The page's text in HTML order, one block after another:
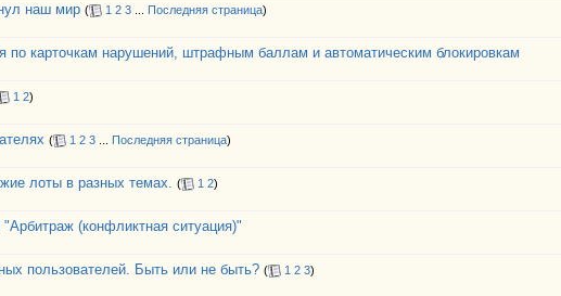
наш мир ( 1 2 3 Последняя страница)
по карточкам нарушений, штрафным баллам и автоматическим блокировкам
1 2)
( 1 2 3 Последняя страница)
лоты в разных темах. ( 1 2)
(конфликтная ситуация)"
пользователей. Быть или не быть? ( 1 2 3)